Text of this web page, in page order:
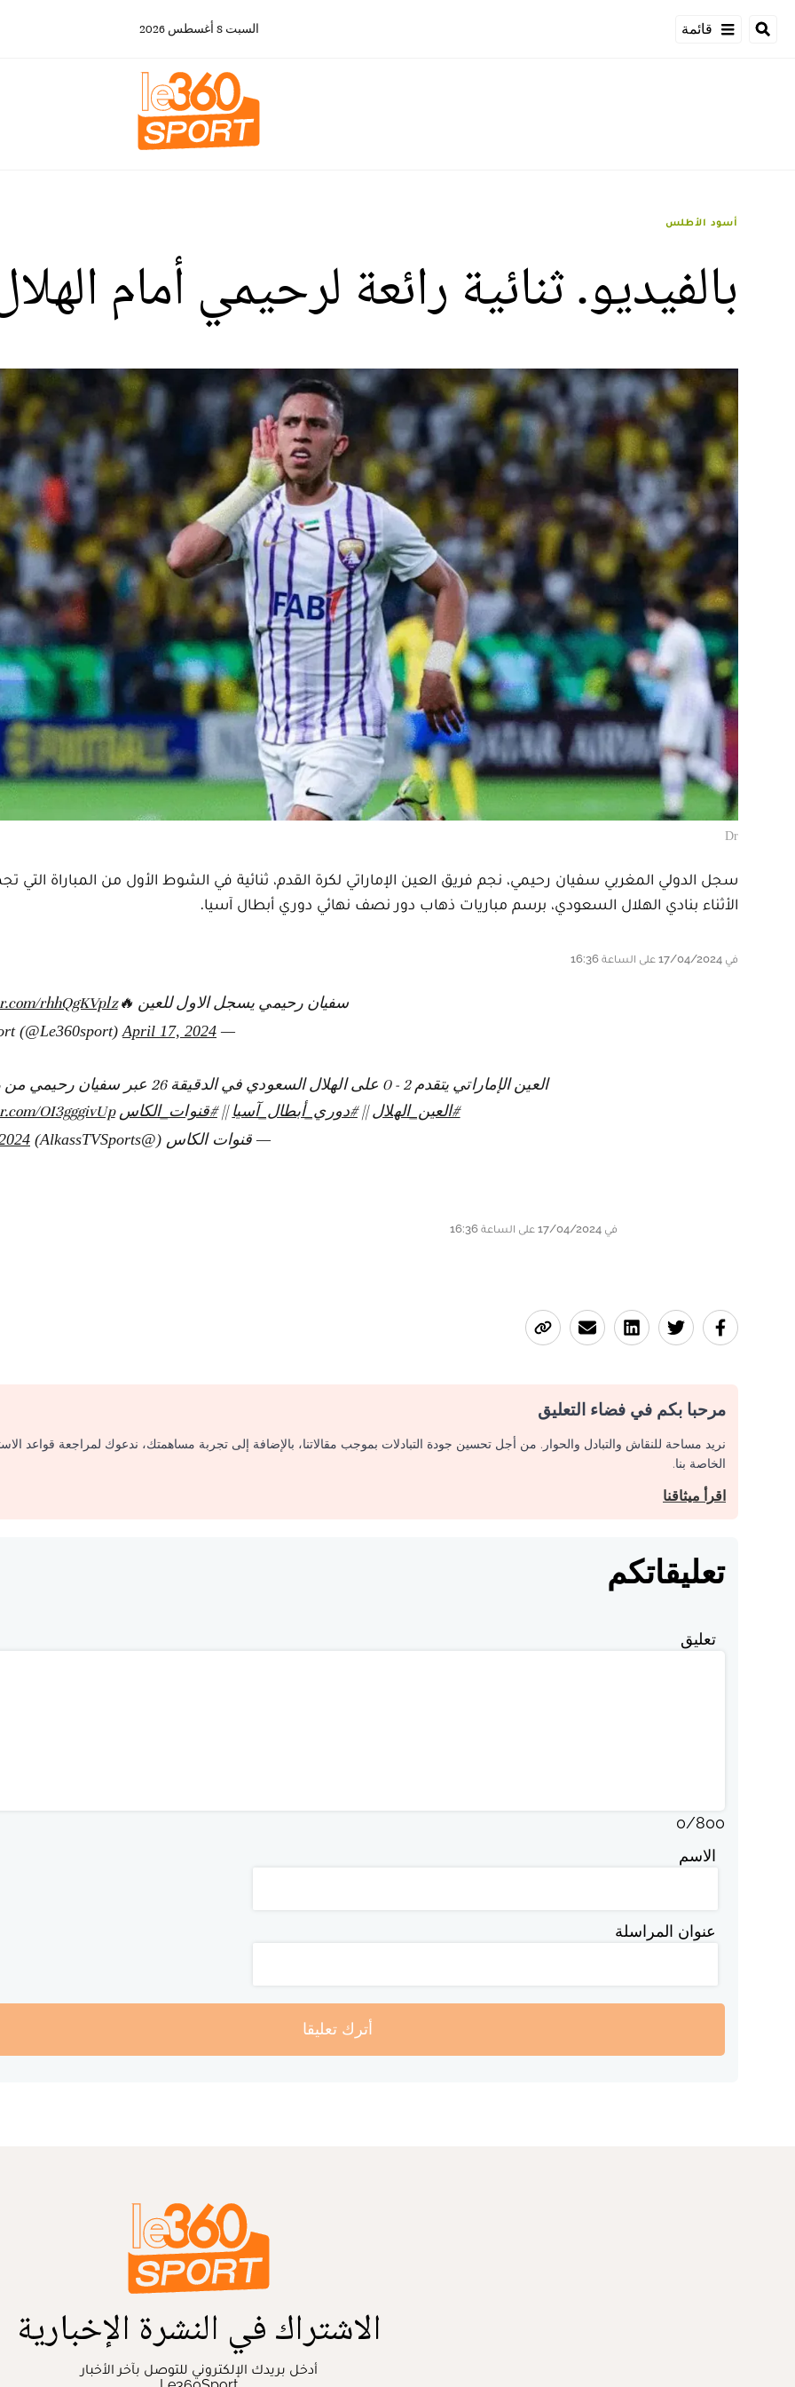
قائمة السبت 8 أغسطس 2026
أسود الأطلس
بالفيديو. ثنائية رائعة لرحيمي أمام
Dr
سجل الدولي المغربي سفيان رحيمي، نجم فريق العين الإماراتي لكرة القدم، ثنائية في الشوط الأول من المباراة التي
الأثناء بنادي الهلال السعودي، برسم مباريات ذهاب دور نصف نهائي دوري أبطال آسيا.
في 17/04/2024 على الساعة 16:36
سفيان رحيمي يسجل الاول للعين 🔥rhhQgKVplz
— Le360 Sport (@Le360sport)
April 17, 2024
العين الإماراتي يتقدم 2 - 0 على الهلال السعودي في الدقيقة 26 عبر سفيان رحيمي من ركلة جزاء
#العين_الهلال||#دوري_أبطال_آسيا||#قنوات_الكاس OI3gggivUp
— قنوات الكاس (@AlkassTVSports)
في 17/04/2024 على الساعة 16:36
مرحبا بكم في فضاء التعليق
نريد مساحة للنقاش والتبادل والحوار. من أجل تحسين جودة التبادلات بموجب مقالاتنا، بالإضافة إلى تجربة مساهمتك، ندعوك لمراجعة قواعد
الخاصة بنا.
اقرأ ميثاقنا
تعليقاتكم
تعليق
0/800
الاسم
عنوان المراسلة
أترك تعليقا
الاشتراك في النشرة الإخبارية
أدخل بريدك الإلكتروني للتوصل بآخر الأخبار